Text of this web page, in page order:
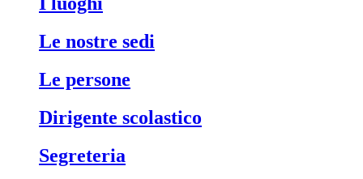
le nostre sedi
le persone
dirigente scolastico
segreteria